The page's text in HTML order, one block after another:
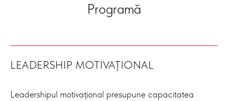
Programă
LEADERSHIP MOTIVAȚIONAL
Leadershipul motivațional presupune capacitatea